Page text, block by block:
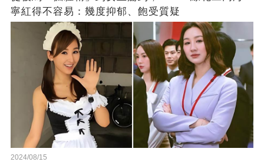
寧紅得不容易：幾度抑郁、飽受質疑
2024/08/15